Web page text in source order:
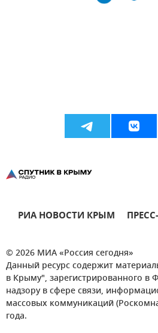
РИА НОВОСТИ КРЫМ
© 2026 МИА «Россия сегодня»
Данный ресурс содержит
в Крыму", зарегистрированного в
надзору в сфере связи,
массовых коммуникаций
года.